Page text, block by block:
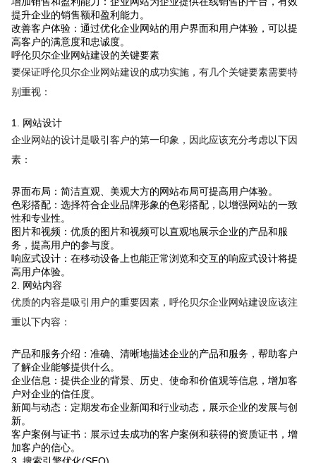
提升企业的销售额和盈利能力。
改善客户体验：通过优化企业网站的用户界面和用户体验，可以提
高客户的满意度和忠诚度。
呼伦贝尔企业网站建设的关键要素
要保证呼伦贝尔企业网站建设的成功实施，有几个关键要素需要特
别重视：
1. 网站设计
企业网站的设计是吸引客户的第一印象，因此应该充分考虑以下因
素：
界面布局：简洁直观、美观大方的网站布局可提高用户体验。
色彩搭配：选择符合企业品牌形象的色彩搭配，以增强网站的一致
性和专业性。
图片和视频：优质的图片和视频可以直观地展示企业的产品和服
务，提高用户的参与度。
响应式设计：在移动设备上也能正常浏览和交互的响应式设计将提
高用户体验。
2. 网站内容
优质的内容是吸引用户的重要因素，呼伦贝尔企业网站建设应该注
重以下内容：
产品和服务介绍：准确、清晰地描述企业的产品和服务，帮助客户
了解企业能够提供什么。
企业信息：提供企业的背景、历史、使命和价值观等信息，增加客
户对企业的信任度。
新闻与动态：定期发布企业新闻和行业动态，展示企业的发展与创
新。
客户案例与证书：展示过去成功的客户案例和获得的资质证书，增
加客户的信心。
3. 搜索引擎优化(SEO)